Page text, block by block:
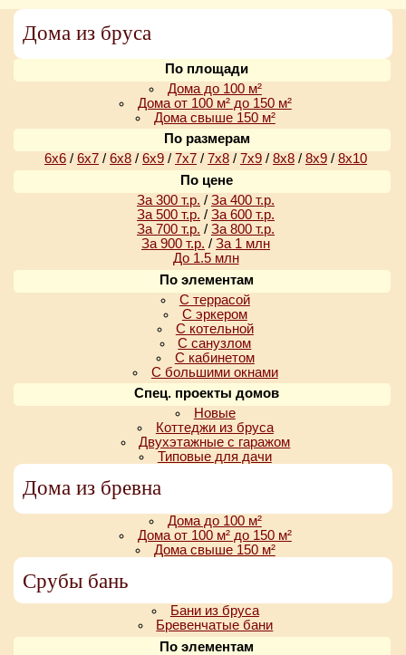
Дома из бруса
По площади
Дома до 100 м²
Дома от 100 м² до 150 м²
Дома свыше 150 м²
По размерам
6х6 / 6х7 / 6х8 / 6х9 / 7х7 / 7х8 / 7х9 / 8х8 / 8х9 / 8х10
По цене
За 300 т.р. / За 400 т.р.
За 500 т.р. / За 600 т.р.
За 700 т.р. / За 800 т.р.
За 900 т.р. / За 1 млн
До 1.5 млн
По элементам
С террасой
С эркером
С котельной
С санузлом
С кабинетом
С большими окнами
Спец. проекты домов
Новые
Коттеджи из бруса
Двухэтажные с гаражом
Типовые для дачи
Дома из бревна
Дома до 100 м²
Дома от 100 м² до 150 м²
Дома свыше 150 м²
Срубы бань
Бани из бруса
Бревенчатые бани
По элементам